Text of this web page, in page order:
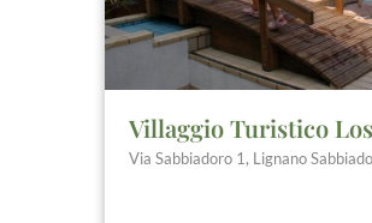
Villaggio Turistico
Via Sabbiadoro 1, Lignano